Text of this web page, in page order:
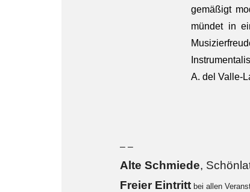
gemäßigt
mündet in
A. del Valle-
– –
Alte Schmiede,
Freier Eintritt bei allen